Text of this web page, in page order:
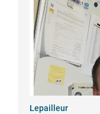
Lepailleur